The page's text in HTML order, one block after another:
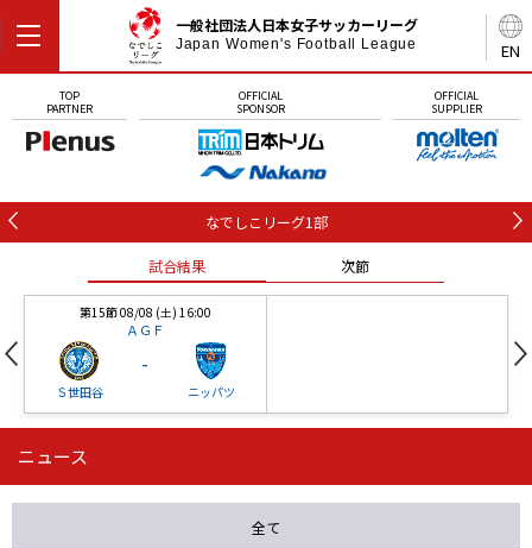
EN
一般社団法人日本女子サッカーリーグ
Japan Women's Football League
TOP
PARTNER
OFFICIAL
SPONSOR
OFFICIAL
SUPPLIER
なでしこリーグ1部
試合結果 次節
第15節 08/08 (土) 16:00
ＡＧＦ
Ｓ世田谷
-
ニッパツ
第16節 09/05 (土) 15:00
ニッパツ 石人の星
ニュース
全て